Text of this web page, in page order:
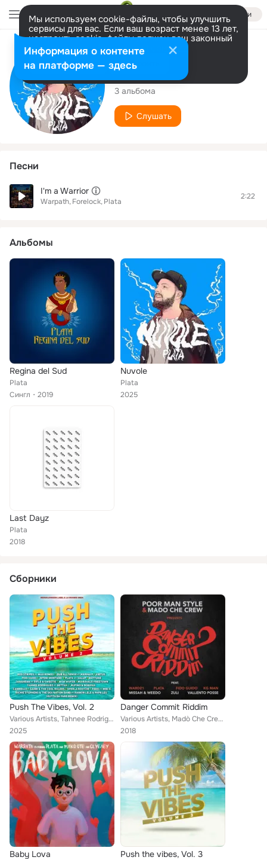
Войти
Мы используем cookie-файлы, чтобы улучшить
сервисы для вас. Если ваш возраст менее 13 лет,
настроить cookie-файлы должен ваш законный
представитель. Больше информации
Разрешить все Настроить
Исполнитель
Plata
3 альбома
Слушать
Песни
I'm a Warrior
Warpath Forelock Plata
2:22
Альбомы
Regina del Sud
Plata
Сингл
2019
Nuvole
Plata
2025
Last Dayz
Plata
2018
Сборники
Push The Vibes, Vol. 2
Various Artists, Tahnee Rodriguez, Rufino & Bonifax, Saime, Sperla Rootzie, Fido Guido, Virtus, Dub All Sense, Janahdan, Red Str...
2025
Danger Commit Riddim
Various Artists, Madò Che Crew, Kg Man, Fido Guido, Ward 21, MissaH & Weedo, Plata, Vallento Posse, Zuli, Poor Man Style
2018
Baby Lova Push the vibes, Vol. 3
Информация о контенте
на платформе — здесь